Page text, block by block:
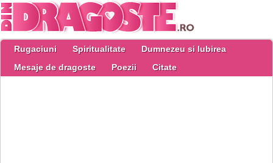
Rugaciuni Spiritualitate
Dumnezeu si Iubirea
Mesaje de dragoste
Poezii Citate